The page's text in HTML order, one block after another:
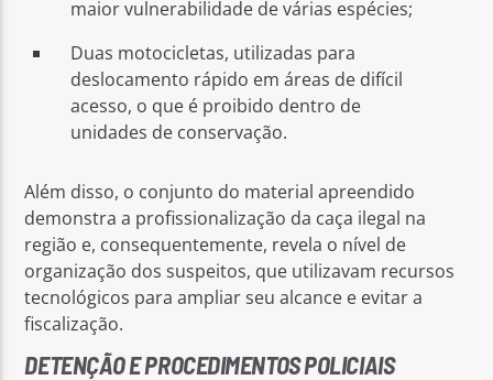
maior vulnerabilidade de várias espécies;
Duas motocicletas, utilizadas para
deslocamento rápido em áreas de difícil
acesso, o que é proibido dentro de
unidades de conservação.
Além disso, o conjunto do material apreendido
demonstra a profissionalização da caça ilegal na
região e, consequentemente, revela o nível de
organização dos suspeitos, que utilizavam recursos
tecnológicos para ampliar seu alcance e evitar a
fiscalização.
DETENÇÃO E PROCEDIMENTOS POLICIAIS